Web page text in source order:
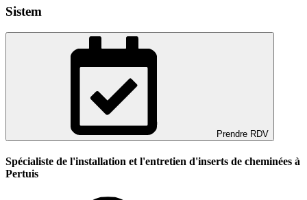
Sistem
Prendre RDV
Spécialiste de l'installation et l'entretien d'inserts de cheminées à
Pertuis